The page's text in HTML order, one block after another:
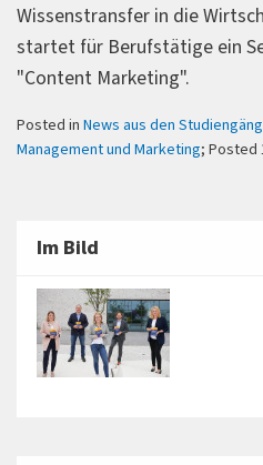
Wissenstransfer in die
startet für Berufstätige ein
"Content Marketing".
Posted in News aus den
Management und Marketing; Posted
Im Bild